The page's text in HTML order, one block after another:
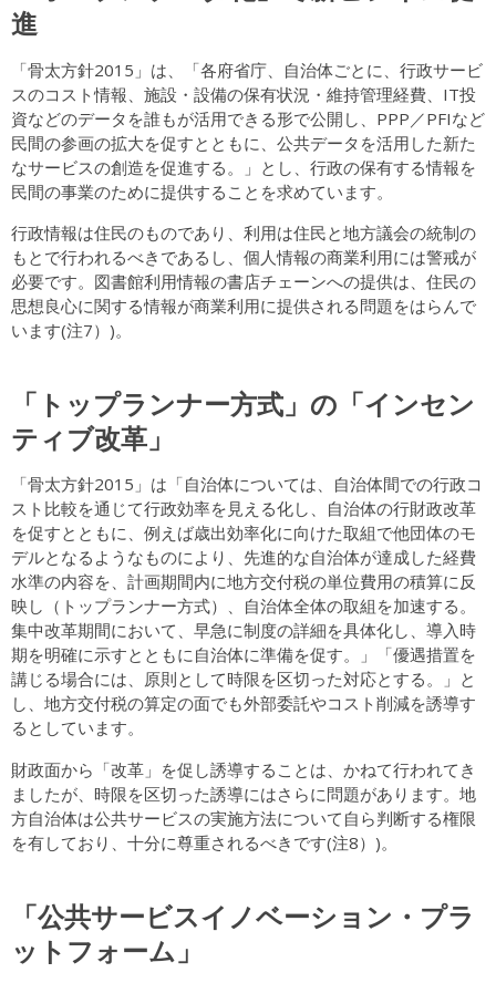
進
「骨太方針2015」は、「各府省庁、自治体ごとに、行政サービ
スのコスト情報、施設・設備の保有状況・維持管理経費、IT投
資などのデータを誰もが活用できる形で公開し、PPP／PFIなど
民間の参画の拡大を促すとともに、公共データを活用した新た
なサービスの創造を促進する。」とし、行政の保有する情報を
民間の事業のために提供することを求めています。
行政情報は住民のものであり、利用は住民と地方議会の統制の
もとで行われるべきであるし、個人情報の商業利用には警戒が
必要です。図書館利用情報の書店チェーンへの提供は、住民の
思想良心に関する情報が商業利用に提供される問題をはらんで
います(注7）)。
「トップランナー方式」の「インセン
ティブ改革」
「骨太方針2015」は「自治体については、自治体間での行政コ
スト比較を通じて行政効率を見える化し、自治体の行財政改革
を促すとともに、例えば歳出効率化に向けた取組で他団体のモ
デルとなるようなものにより、先進的な自治体が達成した経費
水準の内容を、計画期間内に地方交付税の単位費用の積算に反
映し（トップランナー方式）、自治体全体の取組を加速する。
集中改革期間において、早急に制度の詳細を具体化し、導入時
期を明確に示すとともに自治体に準備を促す。」「優遇措置を
講じる場合には、原則として時限を区切った対応とする。」と
し、地方交付税の算定の面でも外部委託やコスト削減を誘導す
るとしています。
財政面から「改革」を促し誘導することは、かねて行われてき
ましたが、時限を区切った誘導にはさらに問題があります。地
方自治体は公共サービスの実施方法について自ら判断する権限
を有しており、十分に尊重されるべきです(注8）)。
「公共サービスイノベーション・プラ
ットフォーム」